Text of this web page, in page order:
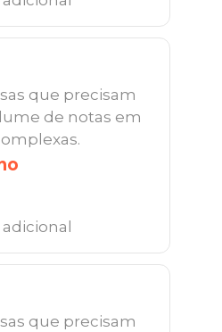
que precisam
de notas em
que precisam